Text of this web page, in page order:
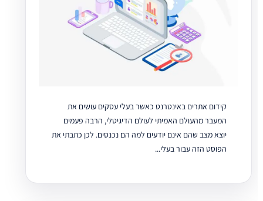
קידום אתרים באינטרנט כאשר בעלי עסקים עושים את
המעבר מהעולם האמיתי לעולם הדיגיטלי, הרבה פעמים
יוצא מצב שהם אינם יודעים למה הם נכנסים. לכן כתבתי את
הפוסט הזה עבור בעלי...